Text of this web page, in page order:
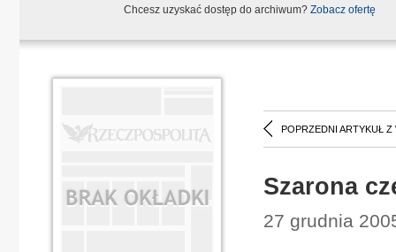
Chcesz uzyskać dostęp do archiwum? Zobacz ofertę
POPRZEDNI ARTYKUŁ Z
Szarona
27 grudnia